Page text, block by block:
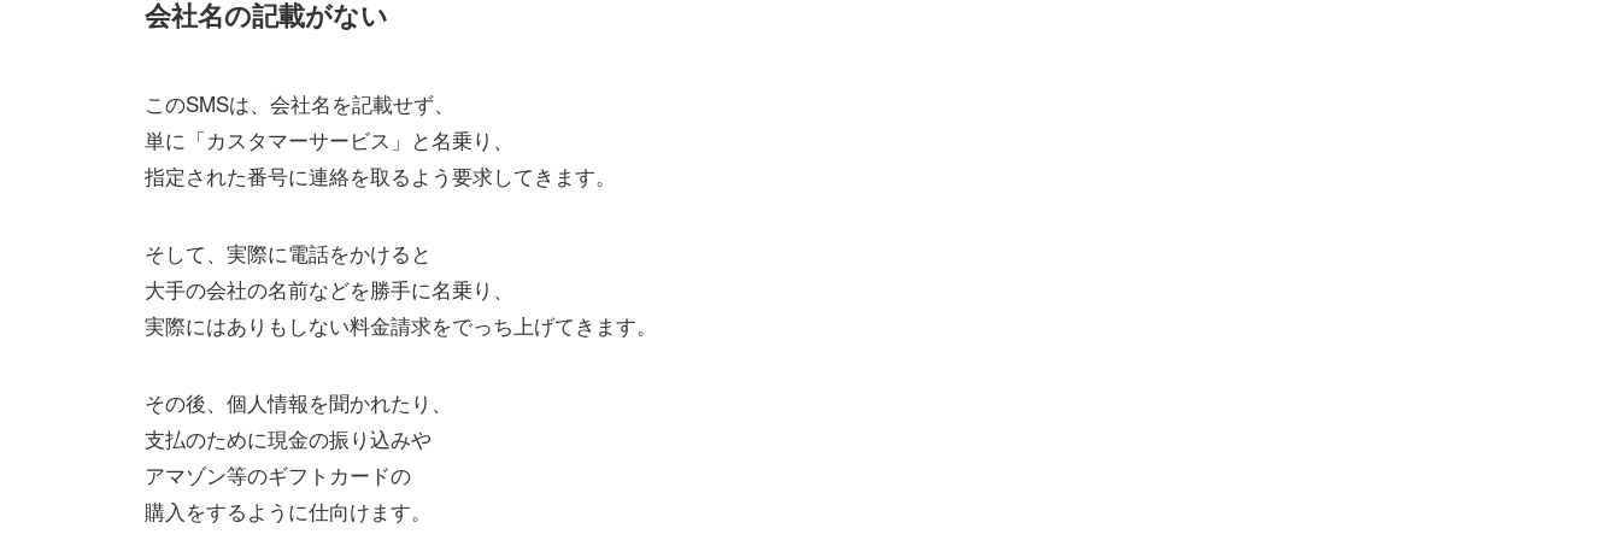
会社名の記載がない
このSMSは、会社名を記載せず、
単に「カスタマーサービス」と名乗り、
指定された番号に連絡を取るよう要求してきます。
そして、実際に電話をかけると
大手の会社の名前などを勝手に名乗り、
実際にはありもしない料金請求をでっち上げてきます。
その後、個人情報を聞かれたり、
支払のために現金の振り込みや
アマゾン等のギフトカードの
購入をするように仕向けます。